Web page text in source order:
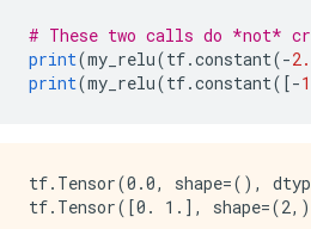
  op: "StatelessIf"
  input: "Greater"
  input: "x"
  attr {
    }
  }
# These two calls do *not*
print(my_relu(tf.constant(-
print(my_relu(tf.constant([-
tf.Tensor(0.0, shape=(),